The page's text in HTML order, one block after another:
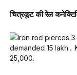
चित्रकूट की रेल